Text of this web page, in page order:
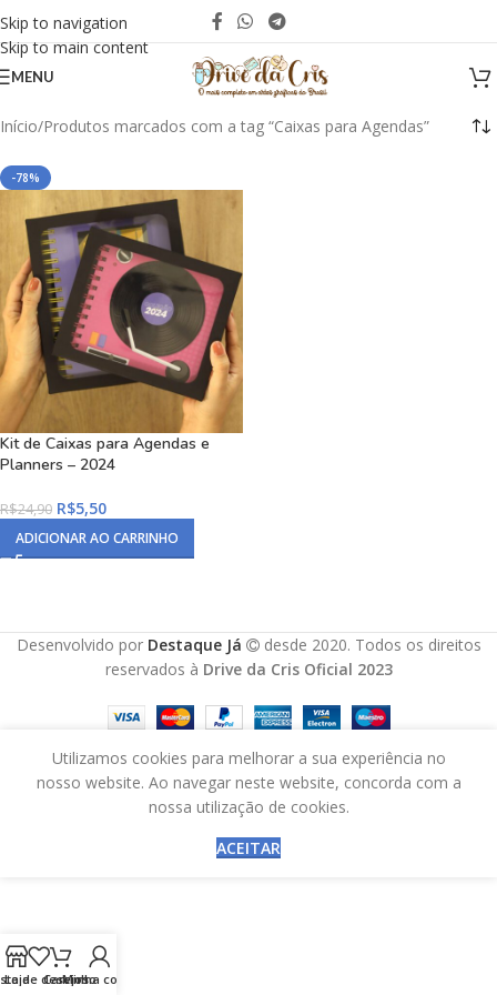
Skip to navigation
Skip to main content
MENU
Início Produtos marcados com a tag “Caixas para Agendas”
-78%
Kit de Caixas para Agendas e
Planners – 2024
R$24,90 R$5,50
ADICIONAR AO CARRINHO
Desenvolvido por Destaque Já
desde 2020. Todos os direitos
reservados à Drive da Cris Oficial 2023
Utilizamos cookies para melhorar a sua experiência no
nosso website. Ao navegar neste website, concorda com a
nossa utilização de cookies.
ACEITAR
Lojade desejos
Carrinho
Minha conta